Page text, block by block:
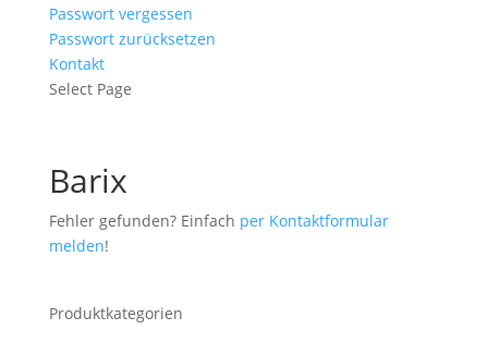
Passwort vergessen
Passwort zurücksetzen
Kontakt
Select Page
Barix
Fehler gefunden? Einfach per Kontaktformular
melden!
Produktkategorien